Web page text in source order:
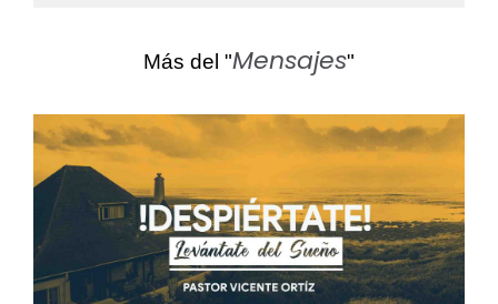
Más del "Mensajes"